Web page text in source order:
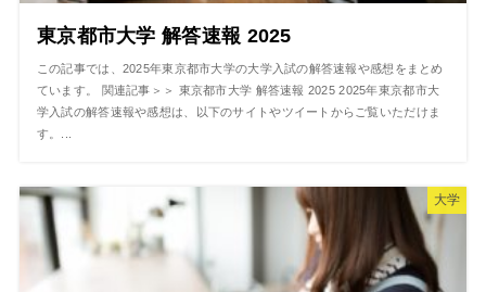
東京都市大学 解答速報 2025
この記事では、2025年東京都市大学の大学入試の解答速報や感想をまとめ
ています。 関連記事＞＞ 東京都市大学 解答速報 2025 2025年東京都市大
学入試の解答速報や感想は、以下のサイトやツイートからご覧いただけま
す。...
大学